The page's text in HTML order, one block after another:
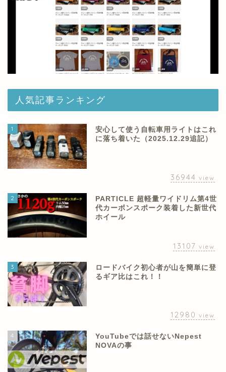
人気記事ランキング
1
安心して使う自転車用ライトはこれ
に落ち着いた（2025.12.29追記）
36944 view
2
PARTICLE 超軽量ワイドリム第4世
代カーボンスポーク装着した新世代
ホイール
13107 view
3
ロードバイク初心者が山を簡単に登
るギア比はこれ！！
12980 view
4
YouTubeでは話せないNepest
NOVAの事